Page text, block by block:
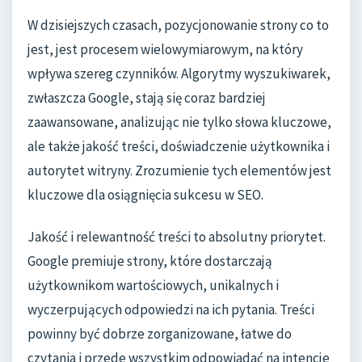
W dzisiejszych czasach, pozycjonowanie strony co to
jest, jest procesem wielowymiarowym, na który
wpływa szereg czynników. Algorytmy wyszukiwarek,
zwłaszcza Google, stają się coraz bardziej
zaawansowane, analizując nie tylko słowa kluczowe,
ale także jakość treści, doświadczenie użytkownika i
autorytet witryny. Zrozumienie tych elementów jest
kluczowe dla osiągnięcia sukcesu w SEO.
Jakość i relewantność treści to absolutny priorytet.
Google premiuje strony, które dostarczają
użytkownikom wartościowych, unikalnych i
wyczerpujących odpowiedzi na ich pytania. Treści
powinny być dobrze zorganizowane, łatwe do
czytania i przede wszystkim odpowiadać na intencje